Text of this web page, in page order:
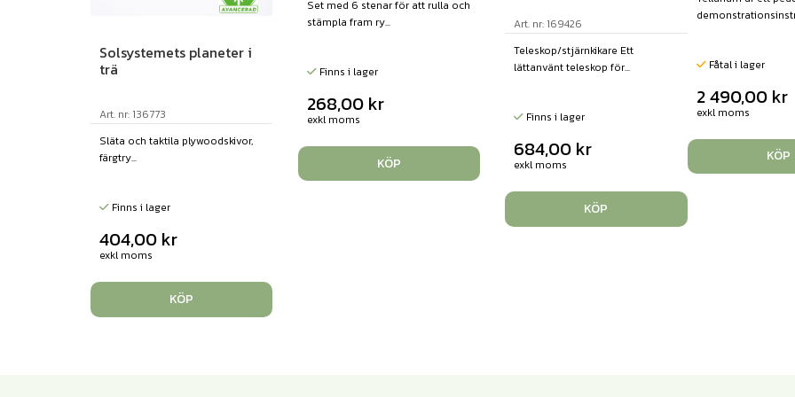
Solsystemets planeter i
trä
Art. nr: 136773
Släta och taktila plywoodskivor,
färgtry...
Finns i lager
404,00 kr
exkl moms
KÖP
Set med 6 stenar för att rulla och
stämpla fram ry...
Finns i lager
268,00 kr
exkl moms
KÖP
Art. nr: 169426
Teleskop/stjärnkikare Ett
lättanvänt teleskop för...
Finns i lager
684,00 kr
exkl moms
KÖP
Fåtal i lager
2 490,00 kr
exkl moms
KÖP